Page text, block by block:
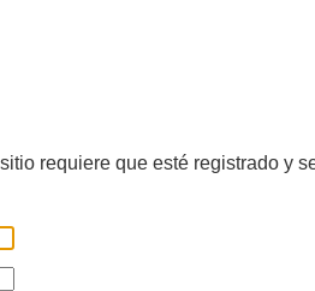
requiere que esté registrado y